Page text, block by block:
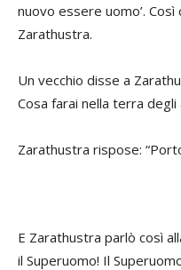
nuovo essere uomo’. Così
Zarathustra.
Un vecchio disse a
Cosa farai nella terra
Zarathustra rispose:
E Zarathustra parlò così
il Superuomo! Il